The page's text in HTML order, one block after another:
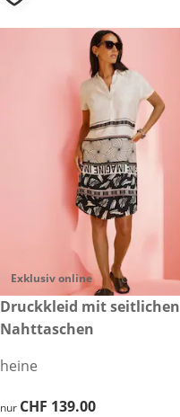
Exklusiv online
CHF 139.00
Druckkleid mit seitlichen
Nahttaschen
heine
CHF 139.00
nur CHF 139.00